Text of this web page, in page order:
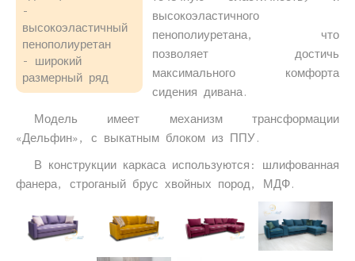
-
высокоэластичный
пенополиуретан
- широкий
размерный ряд
высокоэластичного
пенополиуретана, что
позволяет достичь
максимального комфорта
сидения дивана.
Модель имеет механизм трансформации
«Дельфин», с выкатным блоком из ППУ.
В конструкции каркаса используются: шлифованная
фанера, строганый брус хвойных пород, МДФ.